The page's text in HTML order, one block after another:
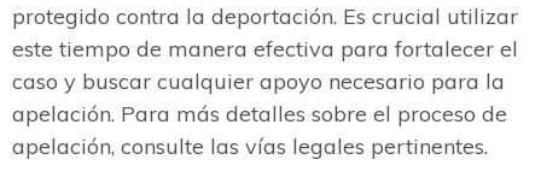
protegido contra la deportación. Es crucial utilizar
este tiempo de manera efectiva para fortalecer el
caso y buscar cualquier apoyo necesario para la
apelación. Para más detalles sobre el proceso de
apelación, consulte las vías legales pertinentes.